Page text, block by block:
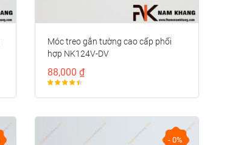
Móc treo gắn tường cao cấp phối
hợp NK124V-DV
88,000 ₫
- 0%